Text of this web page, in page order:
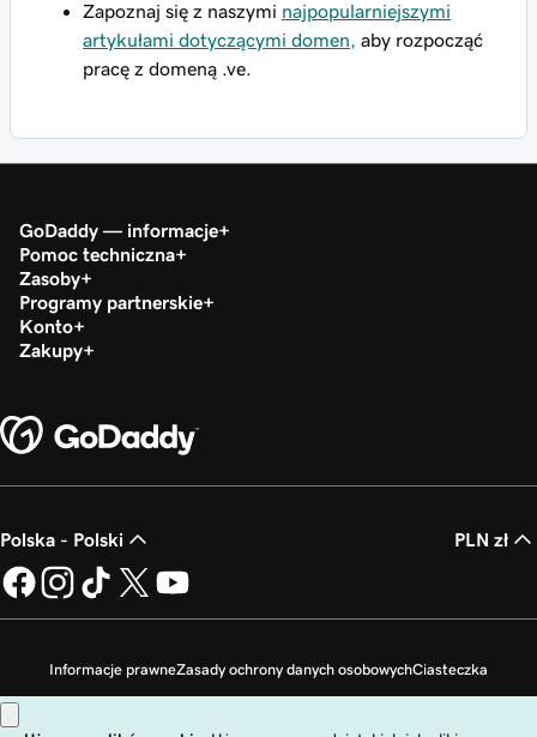
Zapoznaj się z naszymi najpopularniejszymi
artykułami dotyczącymi domen,
aby rozpocząć
pracę z domeną .ve.
GoDaddy — informacje
Pomoc techniczna
Zasoby
Programy partnerskie
Konto
Zakupy
Polska - Polski PLN zł
Informacje prawneZasady ochrony danych osobowychCiasteczka